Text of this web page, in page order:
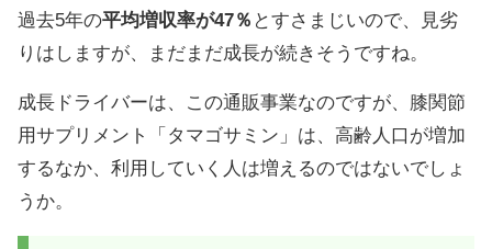
過去5年の平均増収率が47％ とすさまじいので、見劣
りはしますが、まだまだ成長が続きそうですね。
成長ドライバーは、この通販事業なのですが、膝関節
用サプリメント「タマゴサミン」は、高齢人口が増加
するなか、利用していく人は増えるのではないでしょ
うか。